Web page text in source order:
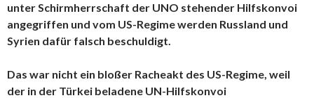
unter Schirmherrschaft der UNO stehender Hilfskonvoi
angegriffen und vom US-Regime werden Russland und
Syrien dafür falsch beschuldigt.
Das war nicht ein bloßer Racheakt des US-Regime, weil
der in der Türkei beladene UN-Hilfskonvoi